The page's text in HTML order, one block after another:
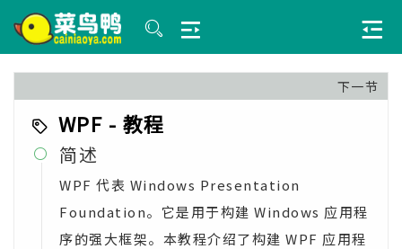
下一节
WPF - 教程
 简述
WPF 代表 Windows Presentation
Foundation。它是用于构建 Windows 应用程
序的强大框架。本教程介绍了构建 WPF 应用程